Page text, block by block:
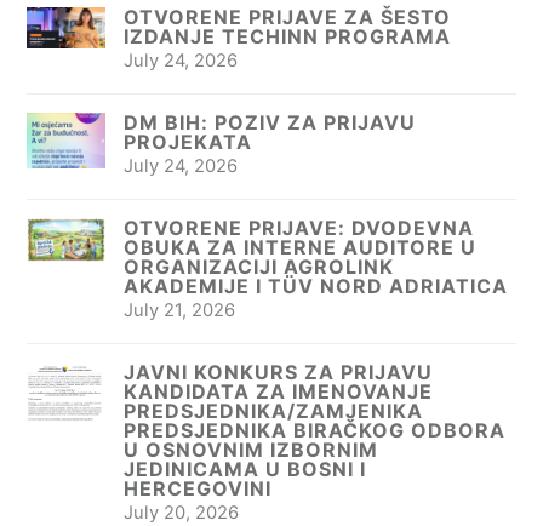
OTVORENE PRIJAVE ZA ŠESTO
IZDANJE TECHINN PROGRAMA
July 24, 2026
DM BIH: POZIV ZA PRIJAVU
PROJEKATA
July 24, 2026
OTVORENE PRIJAVE: DVODEVNA
OBUKA ZA INTERNE AUDITORE U
ORGANIZACIJI AGROLINK
AKADEMIJE I TÜV NORD ADRIATICA
July 21, 2026
JAVNI KONKURS ZA PRIJAVU
KANDIDATA ZA IMENOVANJE
PREDSJEDNIKA/ZAMJENIKA
PREDSJEDNIKA BIRAČKOG ODBORA
U OSNOVNIM IZBORNIM
JEDINICAMA U BOSNI I
HERCEGOVINI
July 20, 2026